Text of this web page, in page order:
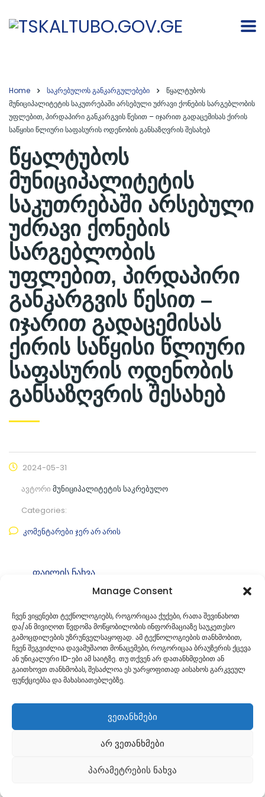
Manage Consent
ჩვენ ვიყენებთ ტექნოლოგიებს, როგორიცაა ქუქები, რათა შევინახოთ
და/ან მივიღოთ წვდომა მოწყობილობის ინფორმაციაზე საუკეთესო
გამოცდილების უზრუნველსაყოფად. ამ ტექნოლოგიების თანხმობით,
ჩვენ შეგვიძლია დავამუშაოთ მონაცემები, როგორიცაა ბრაუზერის ქცევა
ან უნიკალური ID-ები ამ საიტზე. თუ თქვენ არ დათანხმდებით ან
გაითხოვთ თანხმობას, შესაძლოა ეს უარყოფითად აისახოს გარკვეულ
ფუნქციებსა და მახასიათებლებზე.
ვეთანხმები
არ ვეთანხმები
პარამეტრების ნახვა
Home საკრებულოს განკარგულებები
წყალტუბოს
მუნიციპალიტეტის საკუთრებაში არსებული უძრავი ქონების სარგებლობის
უფლებით, პირდაპირი განკარგვის წესით – იჯარით გადაცემისას ქირის
საწყისი წლიური საფასურის ოდენობის განსაზღვრის შესახებ
წყალტუბოს
მუნიციპალიტეტის
საკუთრებაში არსებული
უძრავი ქონების
სარგებლობის
უფლებით, პირდაპირი
განკარგვის წესით –
იჯარით გადაცემისას
ქირის საწყისი წლიური
საფასურის ოდენობის
განსაზღვრის შესახებ
2024-05-31
ავტორი მუნიციპალიტეტის საკრებულო
Categories:
კომენტარები ჯერ არ არის
ფაილის ნახვა
კატეგორიასაკრებულოს განკარგულებები
ID:გ-49. 49241525